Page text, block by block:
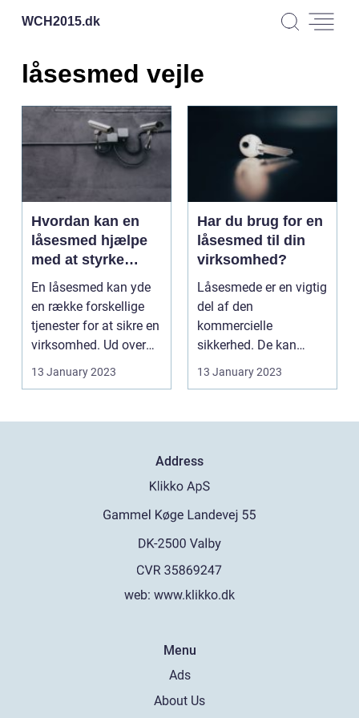
WCH2015.dk
låsesmed vejle
Hvordan kan en
låsesmed hjælpe
med at styrke
sikkerheden?
En låsesmed kan yde
en række forskellige
tjenester for at sikre en
virksomhed. Ud over
de traditione...
13 January 2023
Har du brug for en
låsesmed til din
virksomhed?
Låsesmede er en vigtig
del af den
kommercielle
sikkerhed. De kan
tilbyde en række
tjenester, der kan...
13 January 2023
Address
web: www.klikko.dk
Menu
Ads
About Us